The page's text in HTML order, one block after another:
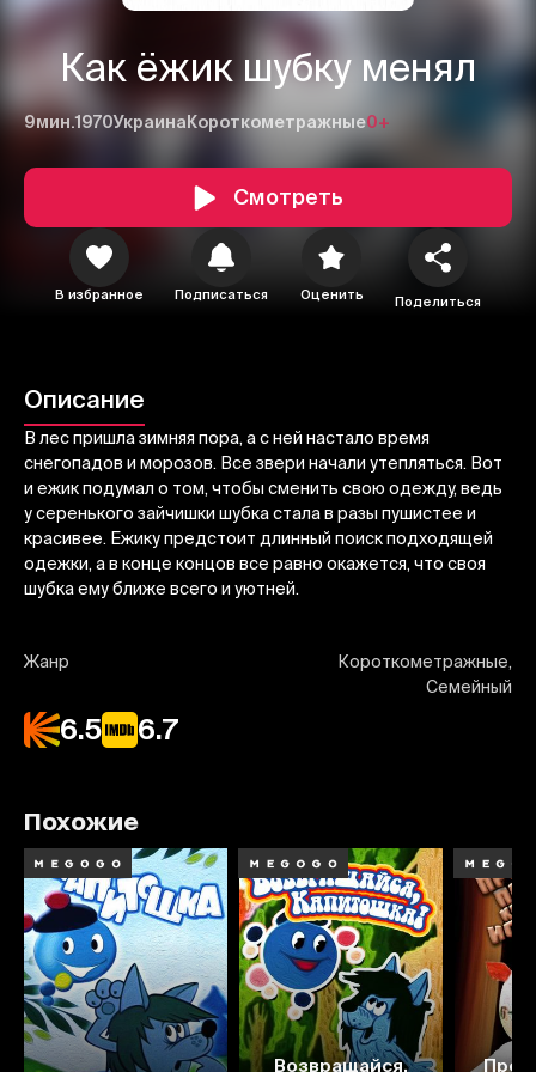
Как ёжик шубку менял
9мин.1970Украина Короткометражные0+
Смотреть
В избранное Подписаться Оценить Поделиться
Описание
В лес пришла зимняя пора, а с ней настало время
снегопадов и морозов. Все звери начали утепляться. Вот
и ежик подумал о том, чтобы сменить свою одежду, ведь
у серенького зайчишки шубка стала в разы пушистее и
красивее. Ежику предстоит длинный поиск подходящей
одежки, а в конце концов все равно окажется, что своя
шубка ему ближе всего и уютней.
Жанр
Короткометражные,
Семейный
6.5 6.7
1 2 3
Похожие
Возвращайся, Про